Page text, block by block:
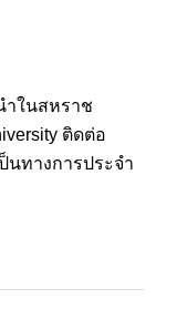
ำในสหราช
ติดต่อ
นทางการประจำ